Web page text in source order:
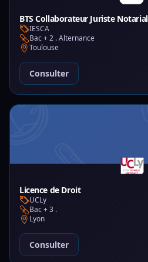
BTS Collaborateur Juriste Notarial
IESCA
Bac + 2 . Alternance
Toulouse
Consulter
Licence de Droit
UCLy
Bac + 3 .
Lyon
Consulter